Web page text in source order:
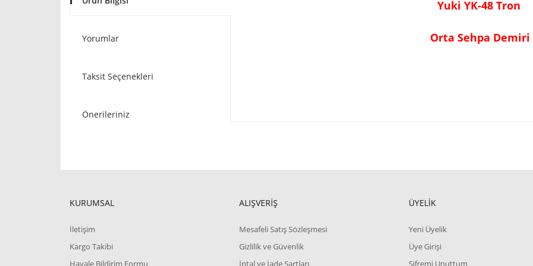
Yorumlar
Taksit Seçenekleri
Önerileriniz
Yuki YK-48 Tron
Orta Sehpa Demiri
KURUMSAL
İletişim
Kargo Takibi
Havale Bildirim Formu
ALIŞVERİŞ
Mesafeli Satış Sözleşmesi
Gizlilik ve Güvenlik
İptal ve İade Şartları
ÜYELİK
Yeni Üyelik
Üye Girişi
Şifremi Unuttum